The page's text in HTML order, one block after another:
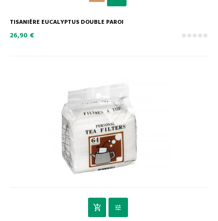
TISANIÈRE EUCALYPTUS DOUBLE PAROI
26,90 €